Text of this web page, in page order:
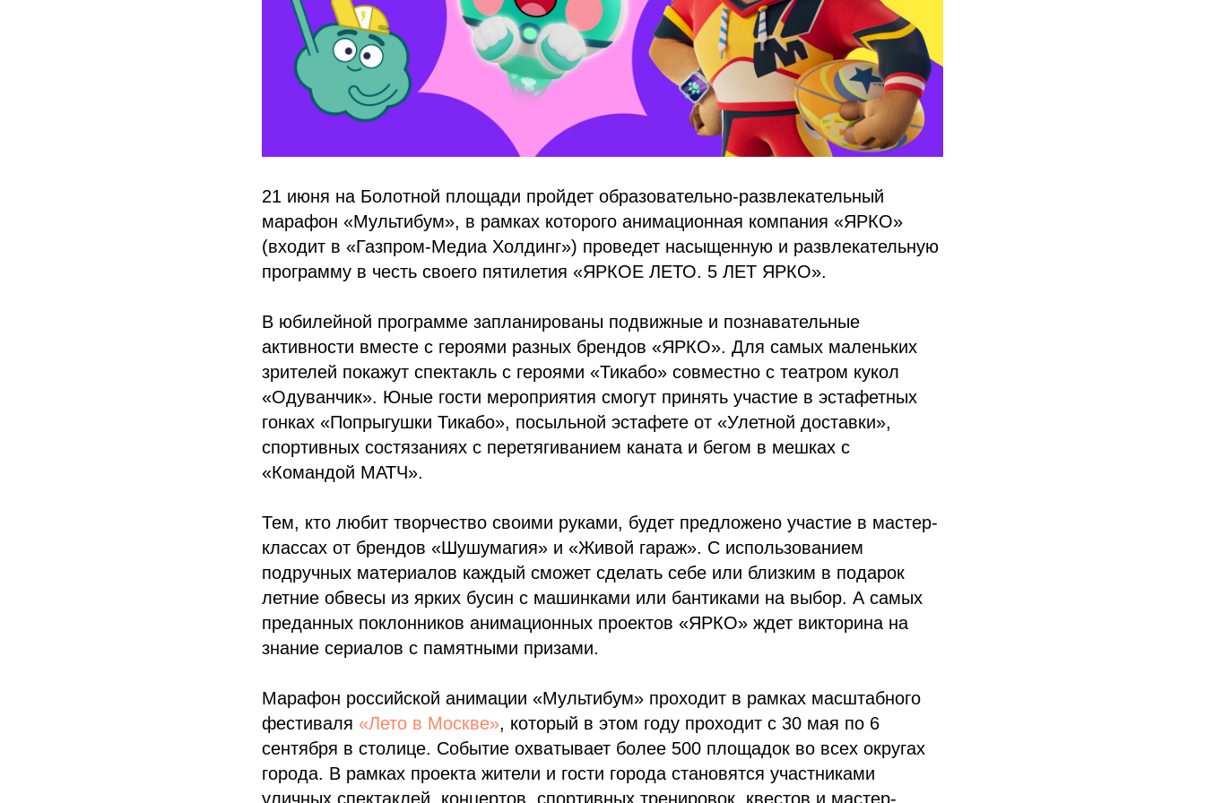
21 июня на Болотной площади пройдет образовательно-развлекательный
марафон «Мультибум», в рамках которого анимационная компания «ЯРКО»
(входит в «Газпром-Медиа Холдинг») проведет насыщенную и развлекательную
программу в честь своего пятилетия «ЯРКОЕ ЛЕТО. 5 ЛЕТ ЯРКО».
В юбилейной программе запланированы подвижные и познавательные
активности вместе с героями разных брендов «ЯРКО». Для самых маленьких
зрителей покажут спектакль с героями «Тикабо» совместно с театром кукол
«Одуванчик». Юные гости мероприятия смогут принять участие в эстафетных
гонках «Попрыгушки Тикабо», посыльной эстафете от «Улетной доставки»,
спортивных состязаниях с перетягиванием каната и бегом в мешках с
«Командой МАТЧ».
Тем, кто любит творчество своими руками, будет предложено участие в мастер-
классах от брендов «Шушумагия» и «Живой гараж». С использованием
подручных материалов каждый сможет сделать себе или близким в подарок
летние обвесы из ярких бусин с машинками или бантиками на выбор. А самых
преданных поклонников анимационных проектов «ЯРКО» ждет викторина на
знание сериалов с памятными призами.
Марафон российской анимации «Мультибум» проходит в рамках масштабного
фестиваля «Лето в Москве», который в этом году проходит с 30 мая по 6
сентября в столице. Событие охватывает более 500 площадок во всех округах
города. В рамках проекта жители и гости города становятся участниками
уличных спектаклей, концертов, спортивных тренировок, квестов и мастер-